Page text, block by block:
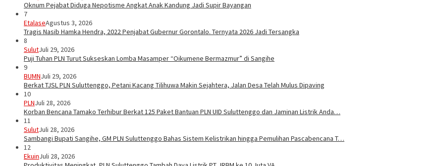
Oknum Pejabat Diduga Nepotisme Angkat Anak Kandung Jadi Supir Bayangan
7
EtalaseAgustus 3, 2026
Tragis Nasib Hamka Hendra, 2022 Penjabat Gubernur Gorontalo. Ternyata 2026 Jadi Tersangka
8
SulutJuli 29, 2026
Puji Tuhan PLN Turut Sukseskan Lomba Masamper “Oikumene Bermazmur” di Sangihe
9
BUMNJuli 29, 2026
Berkat TJSL PLN Suluttenggo, Petani Kacang Tilihuwa Makin Sejahtera, Jalan Desa Telah Mulus Dipaving
10
PLNJuli 28, 2026
Korban Bencana Tamako Terhibur Berkat 125 Paket Bantuan PLN UID Suluttenggo dan Jaminan Listrik Anda…
11
SulutJuli 28, 2026
Sambangi Bupati Sangihe, GM PLN Suluttenggo Bahas Sistem Kelistrikan hingga Pemulihan Pascabencana T…
12
EkuinJuli 28, 2026